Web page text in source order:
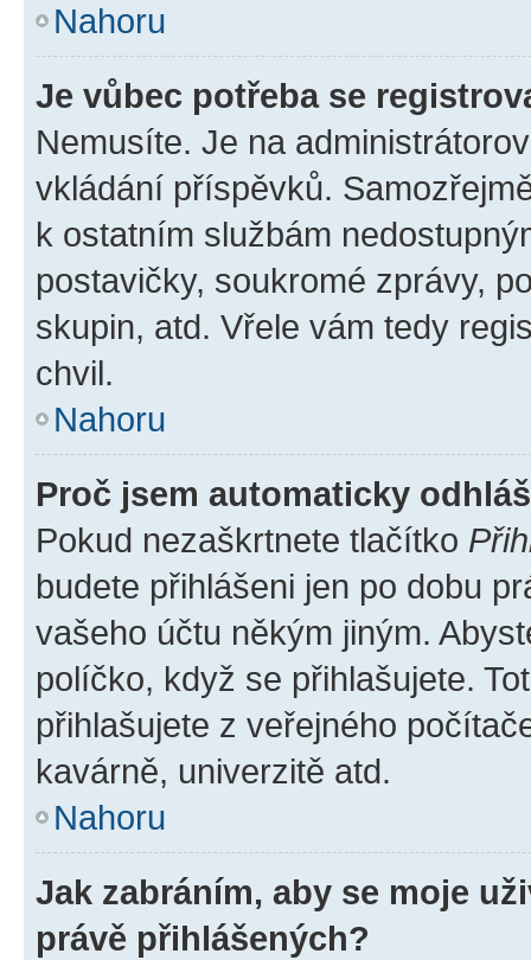
Nahoru
Je vůbec potřeba se
Nemusíte. Je na
vkládání příspěvků.
k ostatním službám
postavičky, soukromé zprávy,
skupin, atd. Vřele vám tedy
chvil.
Nahoru
Proč jsem automaticky
Pokud nezaškrtnete tlačítko
budete přihlášeni jen po dobu
vašeho účtu někým jiným.
políčko, když se přihlašujete.
přihlašujete z veřejného
kavárně, univerzitě atd.
Nahoru
Jak zabráním, aby se moje
právě přihlášených?